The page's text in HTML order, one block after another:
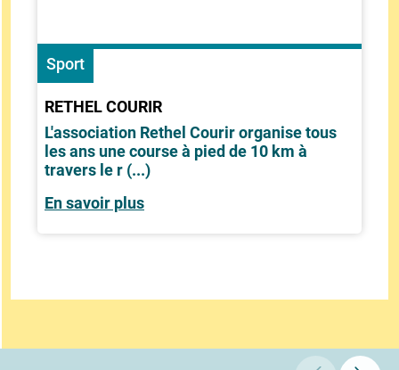
Sport
RETHEL COURIR
L'association Rethel Courir organise tous
les ans une course à pied de 10 km à
travers le r (...)
En savoir plus